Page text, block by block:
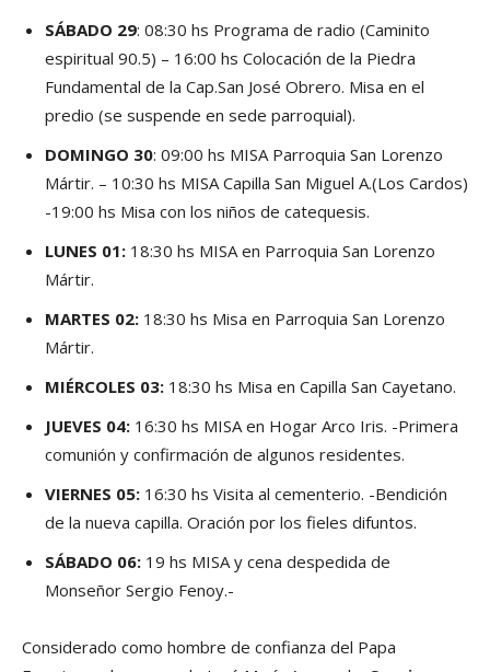
SÁBADO 29: 08:30 hs Programa de radio (Caminito
espiritual 90.5) – 16:00 hs Colocación de la Piedra
Fundamental de la Cap.San José Obrero. Misa en el
predio (se suspende en sede parroquial).
DOMINGO 30: 09:00 hs MISA Parroquia San Lorenzo
Mártir. – 10:30 hs MISA Capilla San Miguel A.(Los Cardos)
-19:00 hs Misa con los niños de catequesis.
LUNES 01: 18:30 hs MISA en Parroquia San Lorenzo
Mártir.
MARTES 02: 18:30 hs Misa en Parroquia San Lorenzo
Mártir.
MIÉRCOLES 03: 18:30 hs Misa en Capilla San Cayetano.
JUEVES 04: 16:30 hs MISA en Hogar Arco Iris. -Primera
comunión y confirmación de algunos residentes.
VIERNES 05: 16:30 hs Visita al cementerio. -Bendición
de la nueva capilla. Oración por los fieles difuntos.
SÁBADO 06: 19 hs MISA y cena despedida de
Monseñor Sergio Fenoy.-
Considerado como hombre de confianza del Papa